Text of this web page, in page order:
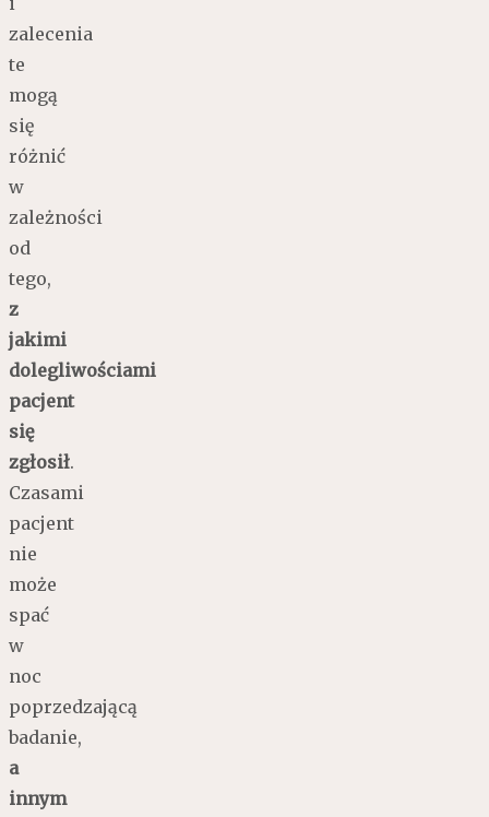
zalecenia
te
mogą
się
różnić
w
zależności
od
tego,
z
jakimi
dolegliwościami
pacjent
się
zgłosił.
Czasami
pacjent
nie
może
spać
w
noc
poprzedzającą
badanie,
a
innym